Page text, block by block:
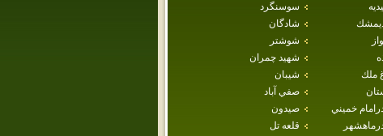
سوسنگرد
شادگان
شوشتر
شهيد چمران
ملك
شيبان
صفي آباد
خميني
صيدون
قلعه تل